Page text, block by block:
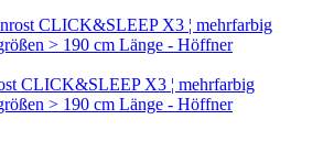
CLICK&SLEEP X3 ¦ mehrfarbig
> 190 cm Länge - Höffner